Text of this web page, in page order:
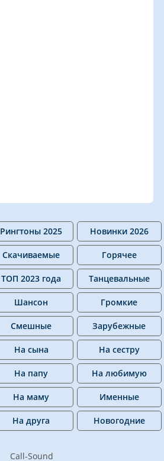
Рингтоны 2025 Новинки 2026
Скачиваемые Горячее
ТОП 2023 года Танцевальные
Шансон Громкие
Смешные Зарубежные
На сына На сестру
На папу На любимую
На маму Именные
На друга Новогодние
Call-Sound